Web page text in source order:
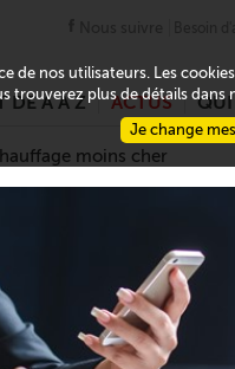
DE A À Z ACTUS QUI
moins cher
de nos utilisateurs. Les
trouverez plus de détails dans
Je change